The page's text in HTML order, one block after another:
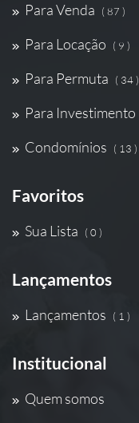
Para Venda ( 87 )
Para Locação ( 9 )
Para Permuta ( 34 )
Para Investimento
Condomínios ( 13 )
Favoritos
Sua Lista ( 0 )
Lançamentos
Lançamentos ( 1 )
Institucional
Quem somos